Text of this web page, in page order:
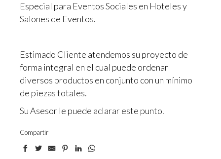
Especial para Eventos Sociales en Hoteles y
Salones de Eventos.
Estimado Cliente atendemos su proyecto de
forma integral en el cual puede ordenar
diversos productos en conjunto con un mínimo
de piezas totales.
Su Asesor le puede aclarar este punto.
Compartir